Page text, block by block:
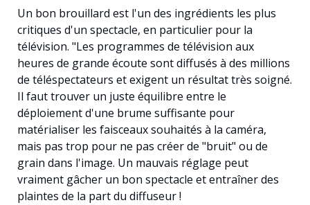
Un bon brouillard est l'un des ingrédients les plus
critiques d'un spectacle, en particulier pour la
télévision. "Les programmes de télévision aux
heures de grande écoute sont diffusés à des millions
de téléspectateurs et exigent un résultat très soigné.
Il faut trouver un juste équilibre entre le
déploiement d'une brume suffisante pour
matérialiser les faisceaux souhaités à la caméra,
mais pas trop pour ne pas créer de "bruit" ou de
grain dans l'image. Un mauvais réglage peut
vraiment gâcher un bon spectacle et entraîner des
plaintes de la part du diffuseur !